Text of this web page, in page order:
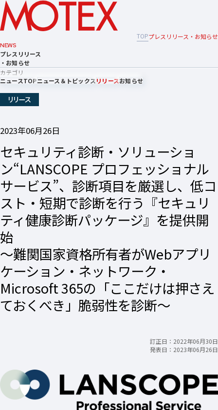
TOPプレスリリース・お知らせ
NEWS
プレスリリース
・お知らせ
カテゴリ
ニュースTOPニュース＆トピックスリリースお知らせ
リリース
2023年06月26日
セキュリティ診断・ソリューショ
ン“LANSCOPE プロフェッショナル
サービス”、診断項目を厳選し、低コ
スト・短期で診断を行う『セキュリ
ティ健康診断パッケージ』を提供開
始
〜難関国家資格所有者がWebアプリ
ケーション・ネットワーク・
Microsoft 365の「ここだけは押さえ
ておくべき」脆弱性を診断〜
訂正日：2022年06月30日​
発表日：2023年06月26日​